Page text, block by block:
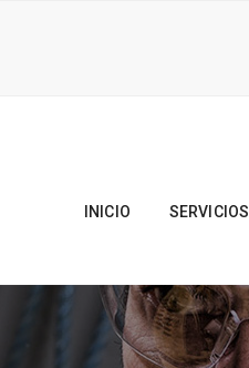
INICIO SERVICIOS